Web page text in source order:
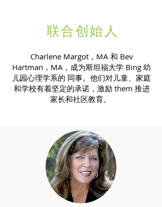
联合创始人
Charlene Margot，MA 和 Bev
Hartman，MA，成为斯坦福大学 Bing 幼
儿园心理学系的 同事。他们对儿童、家庭
和学校有着坚定的承诺，激励 them 推进
家长和社区教育。